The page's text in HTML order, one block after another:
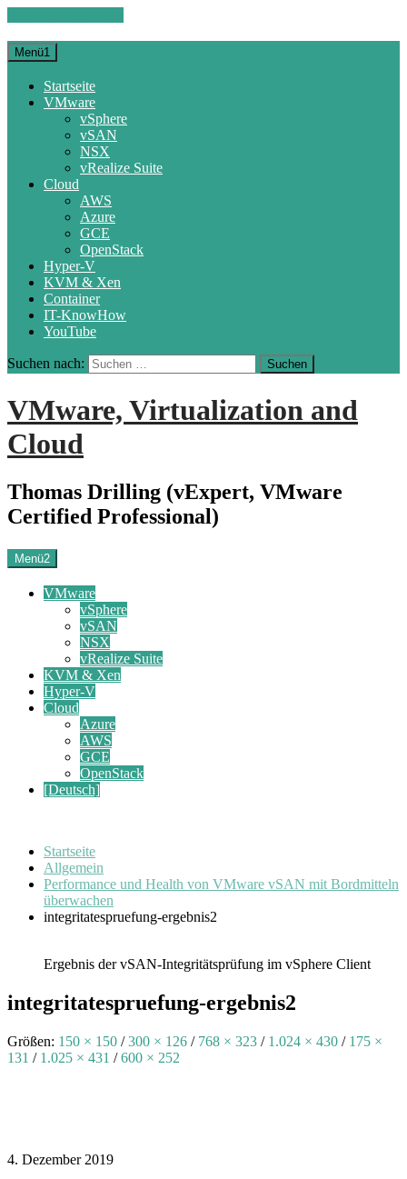
Menü1
Startseite
VMware
vSphere
vSAN
NSX
vRealize Suite
Cloud
AWS
Azure
GCE
OpenStack
Hyper-V
KVM & Xen
Container
IT-KnowHow
YouTube
Suchen nach:
VMware, Virtualization and
Cloud
Thomas Drilling (vExpert, VMware
Certified Professional)
Menü2
VMware
vSphere
vSAN
NSX
vRealize Suite
KVM & Xen
Hyper-V
Cloud
Azure
AWS
GCE
OpenStack
[Deutsch]
Startseite
Allgemein
Performance und Health von VMware vSAN mit Bordmitteln
überwachen
integritatespruefung-ergebnis2
Ergebnis der vSAN-Integritätsprüfung im vSphere Client
integritatespruefung-ergebnis2
Größen: 150 × 150 / 300 × 126 / 768 × 323 / 1.024 × 430 / 175 ×
131 / 1.025 × 431 / 600 × 252
4. Dezember 2019